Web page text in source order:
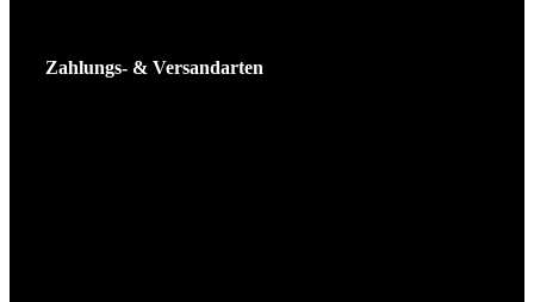
Zahlungs- & Versandarten